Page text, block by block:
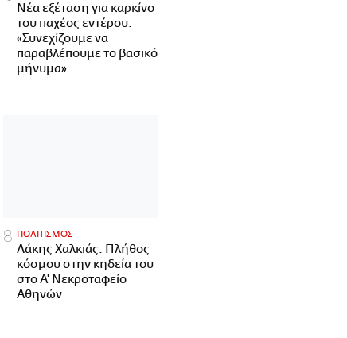
Νέα εξέταση για καρκίνο
του παχέος εντέρου:
«Συνεχίζουμε να
παραβλέπουμε το βασικό
μήνυμα»
ΠΟΛΙΤΙΣΜΟΣ
Λάκης Χαλκιάς: Πλήθος
κόσμου στην κηδεία του
στο Α' Νεκροταφείο
Αθηνών